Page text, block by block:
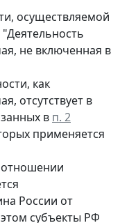
осуществляемой
не включенная в
как
отсутствует в
в п. 2
применяется
отношении
России от
субъекты РФ